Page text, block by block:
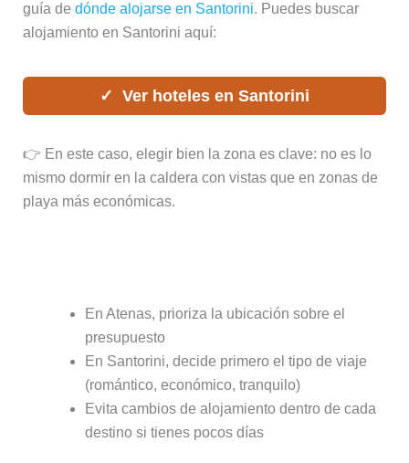
guía de dónde alojarse en Santorini. Puedes buscar
alojamiento en Santorini aquí:
Ver hoteles en Santorini
👉 En este caso, elegir bien la zona es clave: no es lo
mismo dormir en la caldera con vistas que en zonas de
playa más económicas.
En Atenas, prioriza la ubicación sobre el
presupuesto
En Santorini, decide primero el tipo de viaje
(romántico, económico, tranquilo)
Evita cambios de alojamiento dentro de cada
destino si tienes pocos días